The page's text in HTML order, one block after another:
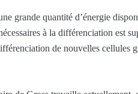
grande quantité d’énergie
à la différenciation est
de nouvelles cellules